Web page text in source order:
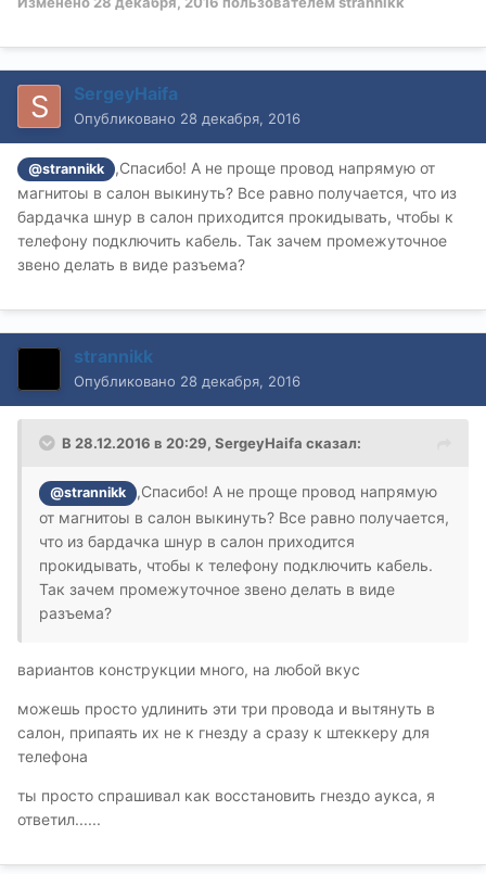
SergeyHaifa
Опубликовано 28 декабря, 2016
@strannikk
,Спасибо! А не проще провод напрямую от
магнитоы в салон выкинуть? Все равно получается, что из
бардачка шнур в салон приходится прокидывать, чтобы к
телефону подключить кабель. Так зачем промежуточное
звено делать в виде разъема?
strannikk
Опубликовано 28 декабря, 2016
В 28.12.2016 в 20:29, SergeyHaifa сказал:
@strannikk
,Спасибо! А не проще провод напрямую
от магнитоы в салон выкинуть? Все равно получается,
что из бардачка шнур в салон приходится
прокидывать, чтобы к телефону подключить кабель.
Так зачем промежуточное звено делать в виде
разъема?
вариантов конструкции много, на любой вкус
можешь просто удлинить эти три провода и вытянуть в
салон, припаять их не к гнезду а сразу к штеккеру для
телефона
ты просто спрашивал как восстановить гнездо аукса, я
ответил......